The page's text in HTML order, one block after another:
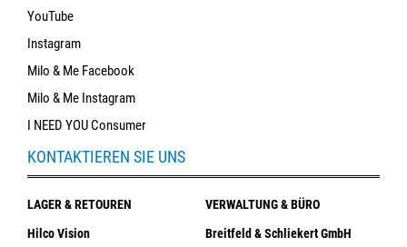
YouTube
Instagram
Milo & Me Facebook
Milo & Me Instagram
I NEED YOU Consumer
KONTAKTIEREN SIE UNS
LAGER & RETOUREN
Hilco Vision
VERWALTUNG & BÜRO
Breitfeld & Schliekert GmbH